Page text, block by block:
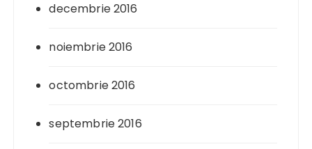
decembrie 2016
noiembrie 2016
octombrie 2016
septembrie 2016